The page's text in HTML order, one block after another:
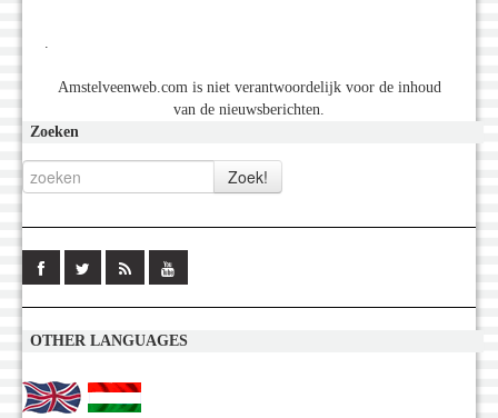
.
Amstelveenweb.com is niet verantwoordelijk voor de inhoud
van de nieuwsberichten.
Zoeken
OTHER LANGUAGES